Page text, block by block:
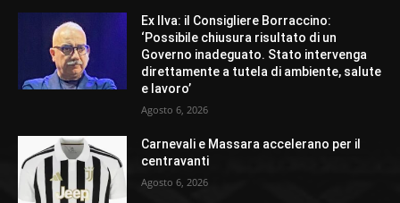
Ex Ilva: il Consigliere Borraccino:
‘Possibile chiusura risultato di un
Governo inadeguato. Stato intervenga
direttamente a tutela di ambiente, salute
e lavoro’
Agosto 6, 2026
Carnevali e Massara accelerano per il
centravanti
Agosto 6, 2026